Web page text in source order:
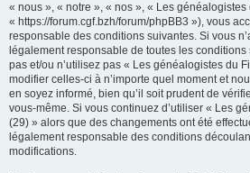
« nous », « notre », « nos », « Les
« https://forum.cgf.bzh/forum/phpBB3 »), vous
responsable des conditions suivantes. Si vous
légalement responsable de toutes les conditions
pas et/ou n’utilisez pas « Les généalogistes du
modifier celles-ci à n’importe quel moment et
en soyez informé, bien qu’il soit prudent de
vous-même. Si vous continuez d’utiliser « Les
(29) » alors que des changements ont été
légalement responsable des conditions
modifications.